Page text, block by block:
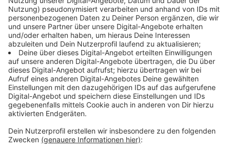
Polizei angerufen – ihm seien zwei Männer
aufgefallen, die an einem Auto gewerkelt haben. Ein
Streifenwagen der Polizei fuhr vor, einen Verdächtigen
schnappte sie, sein Komplize flüchtete. Die Polizei
fahndete per Hubschrauber und fand ihn schließlich
auf einem Hinterhof. Auf der Wache klärt die Polizei
heute Morgen Einzelheiten. Vermutlich haben die
beiden Verdächtigen versucht, ein Auto zu knacken.
Anzeige